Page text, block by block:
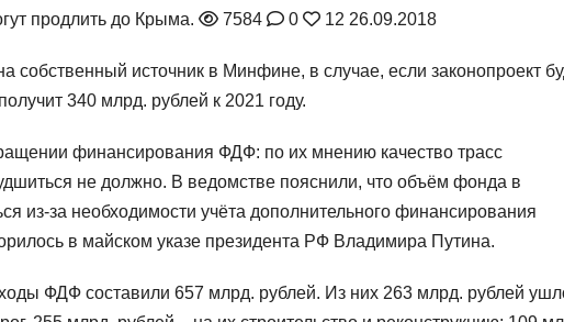
продлить до Крыма.
7584 0 12 26.09.2018
собственный источник в Минфине, в случае, если законопроект
340 млрд. рублей к 2021 году.
финансирования ФДФ: по их мнению качество трасс
не должно. В ведомстве пояснили, что объём фонда в
из-за необходимости учёта дополнительного финансирования
в майском указе президента РФ Владимира Путина.
ФДФ составили 657 млрд. рублей. Из них 263 млрд. рублей